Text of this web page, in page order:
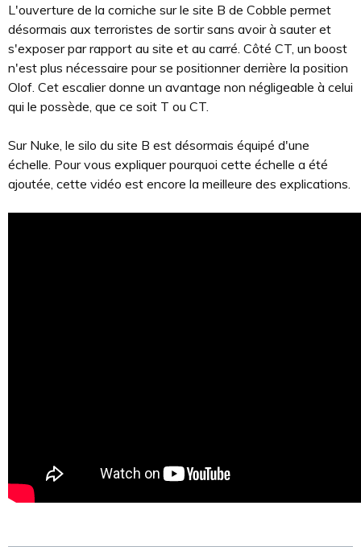
L'ouverture de la corniche sur le site B de Cobble permet
désormais aux terroristes de sortir sans avoir à sauter et
s'exposer par rapport au site et au carré. Côté CT, un boost
n'est plus nécessaire pour se positionner derrière la position
Olof. Cet escalier donne un avantage non négligeable à celui
qui le possède, que ce soit T ou CT.
Sur Nuke, le silo du site B est désormais équipé d'une
échelle. Pour vous expliquer pourquoi cette échelle a été
ajoutée, cette vidéo est encore la meilleure des explications.